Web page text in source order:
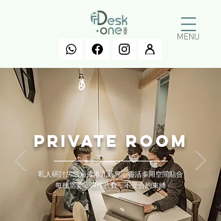
MENU
PRIVATE ROOM
私人研討房間遍佈港九新界，靈活多用空間貼合
每種需要，彈性收費，不受合約束縛